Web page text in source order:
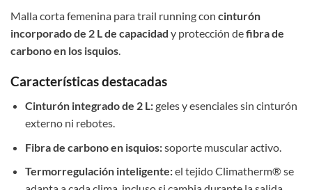
Malla corta femenina para trail running con cinturón
incorporado de 2 L de capacidad y protección defibra de
carbono en los isquios
Características destacadas
Cinturón integrado de 2 L:geles y esenciales sin cinturón
externo ni rebotes.
Fibra de carbono en isquios:soporte muscular activo.
Termorregulación inteligente:el tejido Climatherm® se